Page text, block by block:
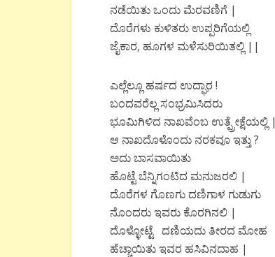
ನಡೆಯಿತು ಒಂದು ಮೆರವಣಿಗೆ |
ದೊರೆಗಳು ಕುಳಿತರು ಉಪ್ಪರಿಗೆಯಲ್ಲಿ
ಜೈಕಾರ, ಹೂಗಳ ಮಳೆಸುರಿಯಿತಲ್ಲಿ ||
ಎಲ್ಲೆಲ್ಲೂ ಹರ್ಷದ ಉದ್ಘಾರ !
ಬಂದವರೆಲ್ಲ ಸಂಭ್ರಮಿಸಿದರು
ಭೂಮಿಗಿಳಿದ ನಾಖವೆಂಬ ಉತ್ಪ್ರೇಕ್ಷೆಯಲ್ಲಿ |
ಆ ನಾಖದೊಳೊಂದು ನರಕವೂ ಇತ್ತು ?
ಅದು ಬಾಸವಾಯಿತು
ಹೊಟ್ಟೆ ಬೆನ್ನಿಗಂಟಿದ ಮನುಜರಲಿ |
ದೊರೆಗಳ ಗೊಣಗು ದಣಿಗಾಳ ಗುಡುಗು
ನೊಂದರು ಇವರು ಕೊರಗಿನಲಿ |
ದೊಳ್ಳೋಟ್ಟೆ ದಣಿಯದು ತೀರದ ಮೋಹ
ಹೆಚ್ಚಾಯಿತು ಇವರ ಹಸಿವಿನದಾಹ |